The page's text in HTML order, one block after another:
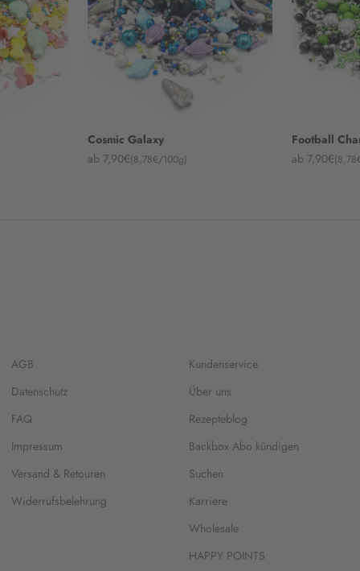
Cosmic Galaxy
Angebot
ab 7,90€(8,78€/100g)
Football
Angebot
ab 7,90€
AGB
Datenschutz
FAQ
Impressum
Versand & Retouren
Widerrufsbelehrung
Kundenservice
Über uns
Rezepteblog
Backbox Abo kündigen
Suchen
Karriere
Wholesale
HAPPY POINTS